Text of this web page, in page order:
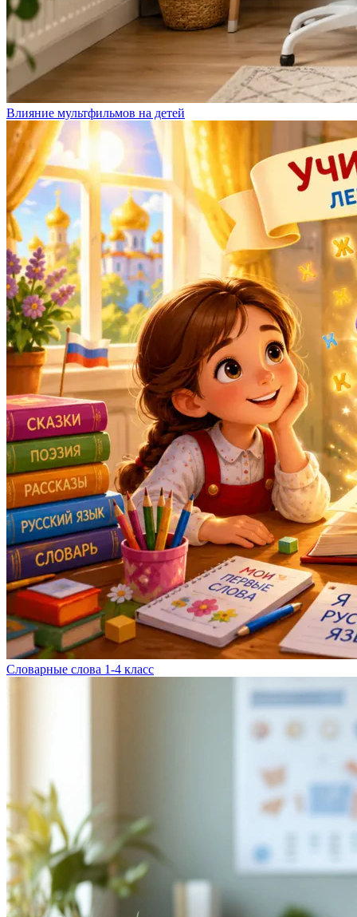
Влияние мультфильмов на детей
Словарные слова 1-4 класс